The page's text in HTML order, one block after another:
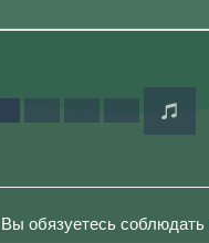
Вы обязуетесь соблюдать